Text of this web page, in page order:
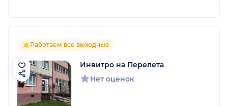
Работаем все выходные
Инвитро на Перелета
Нет оценок